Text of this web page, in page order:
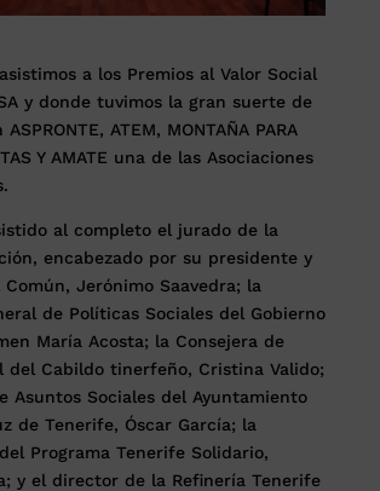
a los Premios al Valor Social
y donde tuvimos la gran suerte de
ATEM, MONTAÑA PARA
Y AMATE una de las Asociaciones
al completo el jurado de la
encabezado por su presidente y
Jerónimo Saavedra; la
de Políticas Sociales del Gobierno
María Acosta; la Consejera de
del Cabildo tinerfeño, Cristina Valido;
Asuntos Sociales del Ayuntamiento
de Tenerife, Óscar García; la
Programa Tenerife Solidario,
y el director de la Refinería Tenerife